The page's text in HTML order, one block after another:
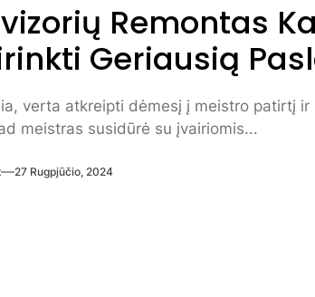
Remontas
Geriausią
verta atkreipti dėmesį į meistro patirtį
meistras susidūrė su įvairiomis...
27 Rugpjūčio, 2024